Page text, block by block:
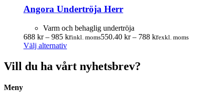
De
alternativen
kan
väljas
produktsidan
Angora Undertröja Herr
Varm och behaglig undertröja
688 kr – 985 krPrisintervall:
985.00 kr
inkl. moms550.40 kr – 788 krPrisintervall:
exkl. moms
Välj alternativDen
produkten
har
Vill du ha vårt nyhetsbrev?
Meny